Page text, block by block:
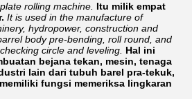
rolling machine. Itu milik empat
It is used in the manufacture of
hydropower, construction and
body pre-bending, roll round, and
circle and leveling. Hal ini
bejana tekan, mesin, tenaga
lain dari tubuh barel pra-tekuk,
fungsi memeriksa lingkaran